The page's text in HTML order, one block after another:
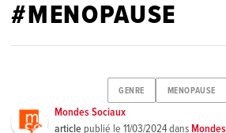
#MENOPAUSE
GENRE MENOPAUSE
Mondes Sociaux
article publié le11/03/2024dans